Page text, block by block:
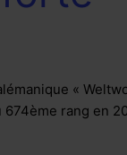
«
rang en